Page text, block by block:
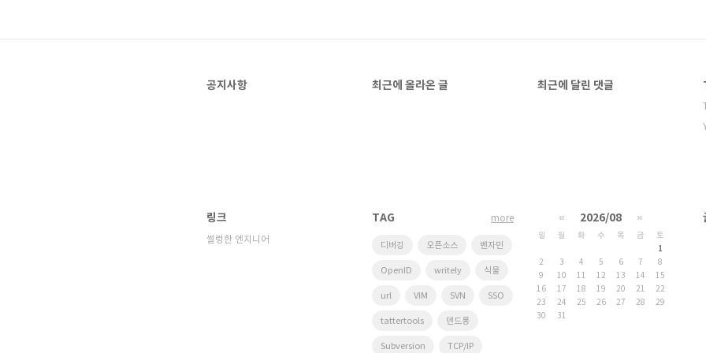
공지사항 최근에 올라온 글 최근에 달린 댓글
링크
썰렁한 엔지니어
TAG
디버깅 오픈소스 벤자민
OpenID writely 식물
url VIM SVN SSO
tattertools 덴드롱
Subversion TCP/IP
more « 2026/08 »
일 월 화 수 목 금
토
1
2
3 4 5 6 7
8
9
10 11 12 13 14
15
16
17 18 19 20 21
22
23
24 25 26 27 28
29
30
31